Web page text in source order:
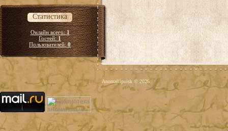
Статистика
Онлайн всего:1
Гостей:1
Пользователей:0
Anomaliipoisk © 2026